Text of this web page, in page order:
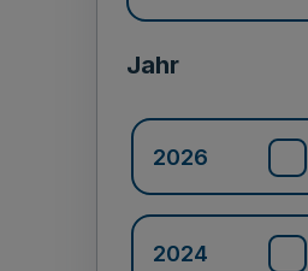
Jahr
2026
2024